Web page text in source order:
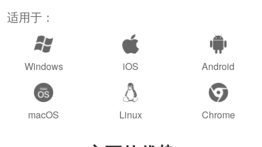
适用于：
Windows iOS Android
macOS Linux Chrome